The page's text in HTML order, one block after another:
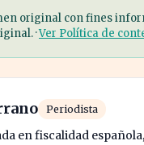
original con fines
·Ver Política de
Periodista
en fiscalidad